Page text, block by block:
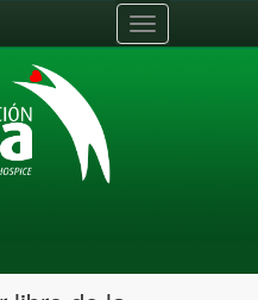
Toggle
navigation